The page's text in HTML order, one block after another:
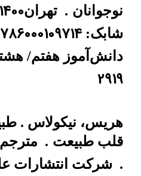
نوجوانان . تهران140070ص.
شابک:9786000109714
دانش‌آموز هفتم/
2919
هریس، نیکولاس .
قلب طبیعت . مترجم:
شرکت انتشارات